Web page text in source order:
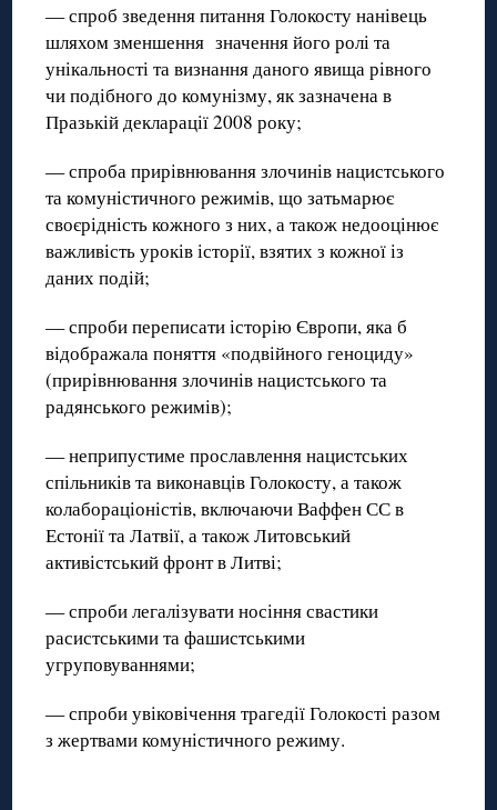
— спроб зведення питання Голокосту нанівець
шляхом зменшення значення його ролі та
унікальності та визнання даного явища рівного
чи подібного до комунізму, як зазначена в
Празькій декларації 2008 року;
— спроба прирівнювання злочинів нацистського
та комуністичного режимів, що затьмарює
своєрідність кожного з них, а також недооцінює
важливість уроків історії, взятих з кожної із
даних подій;
— спроби переписати історію Європи, яка б
відображала поняття «подвійного геноциду»
(прирівнювання злочинів нацистського та
радянського режимів);
— неприпустиме прославлення нацистських
спільників та виконавців Голокосту, а також
колабораціоністів, включаючи Ваффен СС в
Естонії та Латвії, а також Литовський
активістський фронт в Литві;
— спроби легалізувати носіння свастики
расистськими та фашистськими
угруповуваннями;
— спроби увіковічення трагедії Голокості разом
з жертвами комуністичного режиму.